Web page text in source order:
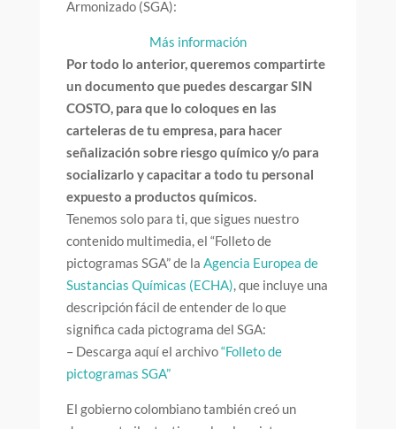
Armonizado (SGA):
Más información
Por todo lo anterior, queremos compartirte
un documento que puedes descargar SIN
COSTO, para que lo coloques en las
carteleras de tu empresa, para hacer
señalización sobre riesgo químico y/o para
socializarlo y capacitar a todo tu personal
expuesto a productos químicos.
Tenemos solo para ti, que sigues nuestro
contenido multimedia, el “Folleto de
pictogramas SGA” de la Agencia Europea de
Sustancias Químicas (ECHA), que incluye una
descripción fácil de entender de lo que
significa cada pictograma del SGA:
– Descarga aquí el archivo“Folleto de
pictogramas SGA”
El gobierno colombiano también creó un